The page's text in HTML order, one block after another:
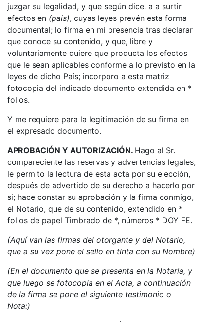
juzgar su legalidad, y que según dice, a a surtir
efectos en (país), cuyas leyes prevén esta forma
documental; lo firma en mi presencia tras declarar
que conoce su contenido, y que, libre y
voluntariamente quiere que producta los efectos
que le sean aplicables conforme a lo previsto en la
leyes de dicho País; incorporo a esta matriz
fotocopia del indicado documento extendida en *
folios.
Y me requiere para la legitimación de su firma en
el expresado documento.
APROBACIÓN Y AUTORIZACIÓN. Hago al Sr.
compareciente las reservas y advertencias legales,
le permito la lectura de esta acta por su elección,
después de advertido de su derecho a hacerlo por
si; hace constar su aprobación y la firma conmigo,
el Notario, que de su contenido, extendido en *
folios de papel Timbrado de *, números * DOY FE.
(Aquí van las firmas del otorgante y del Notario,
que a su vez pone el sello en tinta con su Nombre)
(En el documento que se presenta en la Notaría, y
que luego se fotocopia en el Acta, a continuación
de la firma se pone el siguiente testimonio o
Nota:)